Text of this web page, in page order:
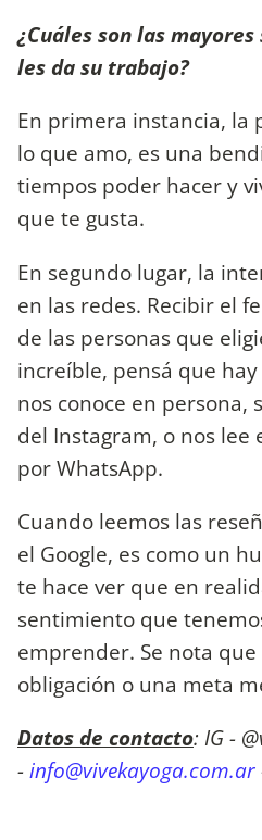
¿Cuáles son las
les da su trabajo?
En primera instancia, la
lo que amo, es una
tiempos poder hacer y
que te gusta.
En segundo lugar, la
en las redes. Recibir el
de las personas que
increíble, pensá que
nos conoce en persona,
del Instagram, o nos lee
por WhatsApp.
Cuando leemos las
el Google, es como un
te hace ver que en
sentimiento que
emprender. Se nota
obligación o una meta
Datos de contacto: IG -
-info@vivekayoga.com.ar